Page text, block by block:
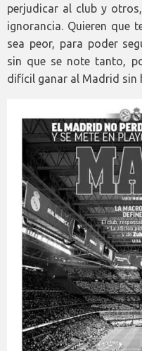
perjudicar al club y
ignorancia. Quieren que
sea peor, para poder
sin que se note tanto,
difícil ganar al Madrid sin